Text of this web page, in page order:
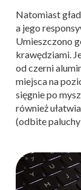
Natomiast
a jego
Umieszczono
krawędziami.
od czerni
miejsca na
sięgnie po
również
(odbite